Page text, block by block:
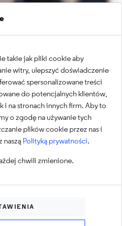
Engineer
netto (B2B)
takie jak pliki cookie aby
witry, ulepszyć doświadczenie
spersonalizowane treści
do potencjalnych klientów,
i na stronach innych firm. Aby to
o zgodę na używanie tych
plików cookie przez nas i
naszą Polityką prywatności.
chwili zmienione.